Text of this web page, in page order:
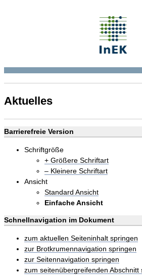
Aktuelles
Barrierefreie Version
Schriftgröße
+ Größere Schriftart
– Kleinere Schriftart
Ansicht
Standard Ansicht
Einfache Ansicht
Schnellnavigation im Dokument
zum aktuellen Seiteninhalt springen
zur Brotkrumennavigation springen
zur Seitennavigation springen
zum seitenübergreifenden Abschnitt